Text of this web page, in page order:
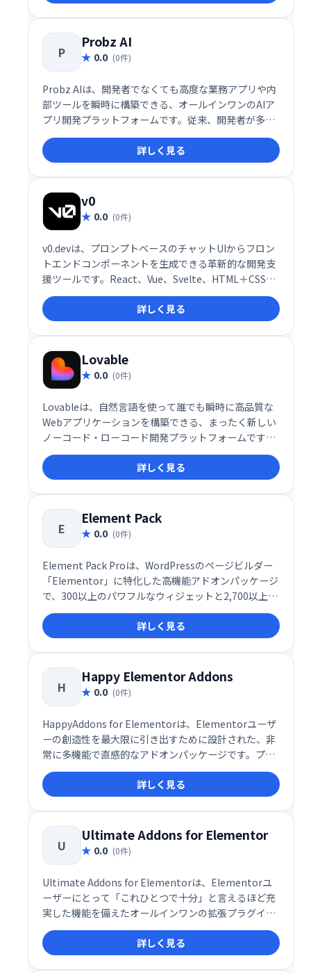
P
Probz AI
0.0 (0件)
Probz AIは、開発者でなくても高度な業務アプリや内
部ツールを瞬時に構築できる、オールインワンのAIア
プリ開発プラットフォームです。従来、開発者が多く
の時間を費やしていたERPやCRM、顧客ポータル、業
務プロセス自動化ツールといったカスタム業務アプリ
ケーションの構築を、プロンプト入力だけで完結させ
る革新的な仕組みを提供しています。
詳しく見る
v0
0.0 (0件)
v0.devは、プロンプトベースのチャットUIからフロン
トエンドコンポーネントを生成できる革新的な開発支
援ツールです。React、Vue、Svelte、HTML＋CSSと
いった主要なフロントエンド技術に対応し、プログラ
マーが自然言語でUIやコードの指示を出すだけで、す
ぐに利用可能なコードを生成します。コードはそのま
まコピー・ダウンロードできるだけでなく、shadcn
CLIを使ってNext.jsプロジェクトへの組み込みまで一
気に行える点が大きな特長です。
詳しく見る
Lovable
0.0 (0件)
Lovableは、自然言語を使って誰でも瞬時に高品質な
Webアプリケーションを構築できる、まったく新しい
ノーコード・ローコード開発プラットフォームです。
「アイデアからアプリまで数秒」というコンセプトの
もと、Lovableは“スーパーヒューマンなフルスタック
エンジニア”として、開発の常識を根底から覆します。
詳しく見る
E
Element Pack
0.0 (0件)
Element Pack Proは、WordPressのページビルダー
「Elementor」に特化した高機能アドオンパッケージ
で、300以上のパワフルなウィジェットと2,700以上の
テンプレート・プリメイドセクションを備えた、まさ
にプロフェッショナル仕様のデザイン支援ツールで
す。UI/UXに優れた設計思想と、実用性に富んだ豊富
なウィジェット群により、初心者から上級者まで、あ
らゆるユーザーのWeb制作を圧倒的に効率化してくれ
ます。
詳しく見る
H
Happy Elementor Addons
0.0 (0件)
HappyAddons for Elementorは、Elementorユーザ
ーの創造性を最大限に引き出すために設計された、非
常に多機能で直感的なアドオンパッケージです。プロ
フェッショナルだけでなく、初心者にも扱いやすいイ
ンターフェースと設計思想が特徴で、世界中の
WordPress制作者に愛用されています。現在、無料60
種以上、有料65種以上のウィジェットが提供されてお
り、デザイン性・操作性ともに高い評価を得ていま
す。
詳しく見る
U
Ultimate Addons for Elementor
0.0 (0件)
Ultimate Addons for Elementorは、Elementorユ
ーザーにとって「これひとつで十分」と言えるほど充
実した機能を備えたオールインワンの拡張プラグイン
です。世界で65万人以上のウェブデザイナーや制作者
に利用されており、プロレベルのデザインをより短時
間で効率的に実現できるツールとして高い評価を受け
詳しく見る